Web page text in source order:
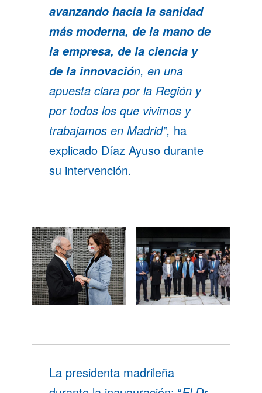
avanzando hacia la sanidad
más moderna, de la mano de
la empresa, de la ciencia y
de la innovación, en una
apuesta clara por la Región y
por todos los que vivimos y
trabajamos en Madrid”, ha
explicado Díaz Ayuso durante
su intervención.
La presidenta madrileña